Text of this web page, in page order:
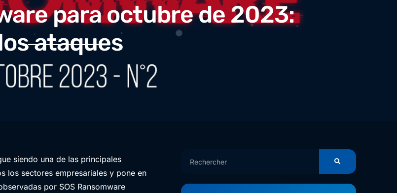
para octubre de 2023:
ataques
siendo una de las principales
los sectores empresariales y pone en
por SOS Ransomware